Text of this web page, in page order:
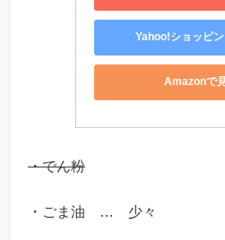
Yahoo!ショッピ
Amazonで
・でん粉
・ごま油 … 少々